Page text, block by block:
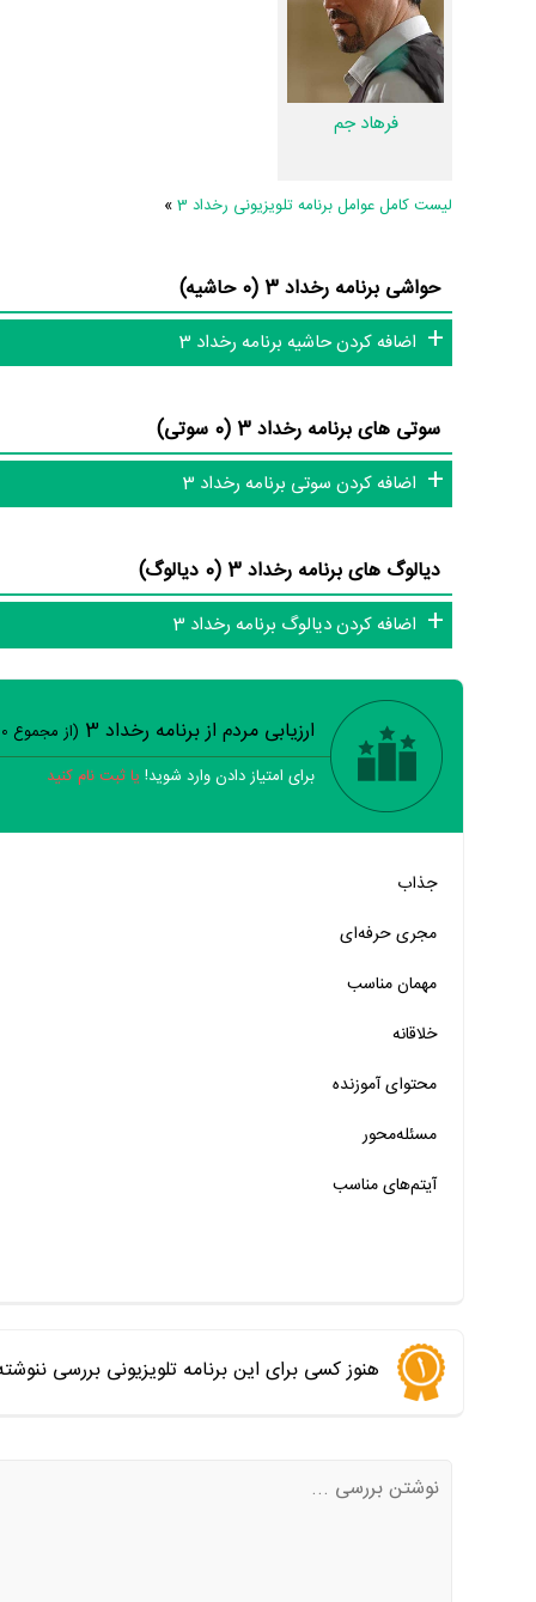
فرهاد جم
لیست کامل عوامل برنامه تلویزیونی رخداد 3 »
حواشی برنامه رخداد 3 (0 حاشیه)
اضافه کردن حاشیه برنامه رخداد 3
سوتی های برنامه رخداد 3 (0 سوتی)
اضافه کردن سوتی برنامه رخداد 3
دیالوگ های برنامه رخداد 3 (0 دیالوگ)
اضافه کردن دیالوگ برنامه رخداد 3
خیر تقریبا
خیر
خیر
خیر تقریبا
خیر
ارزیابی مردم از برنامه رخداد 3 (از مجموع 0
برای امتیاز دادن وارد شوید! یا ثبت نام کنید
جذاب
مجری حرفه‌ای
مهمان‌ مناسب
خلاقانه
محتوای آموزنده
مسئله‌محور
آیتم‌های مناسب
هنوز کسی برای این برنامه تلویزیونی بررسی